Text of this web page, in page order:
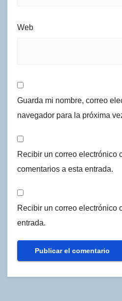
Web
Guarda mi nombre, correo
navegador para la próxima
Recibir un correo electrónico
comentarios a esta entrada.
Recibir un correo electrónico
entrada.